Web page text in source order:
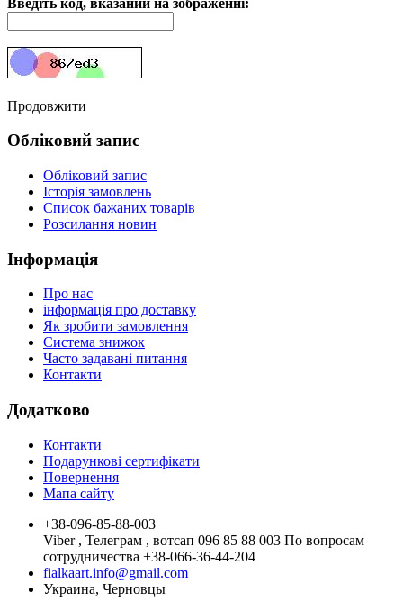
Продовжити
Обліковий запис
Обліковий запис
Історія замовлень
Список бажаних товарів
Розсилання новин
Інформація
Про нас
інформація про доставку
Як зробити замовлення
Система знижок
Часто задавані питання
Контакти
Додатково
Контакти
Подарункові сертифікати
Повернення
Мапа сайту
+38-096-85-88-003
Viber , Телеграм , вотсап 096 85 88 003 По вопросам
сотрудничества +38-066-36-44-204
fialkaart.info@gmail.com
Украина, Черновцы